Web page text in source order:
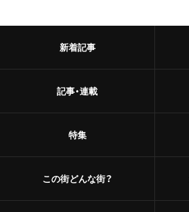
新着記事
記事・連載
特集
この街どんな街？